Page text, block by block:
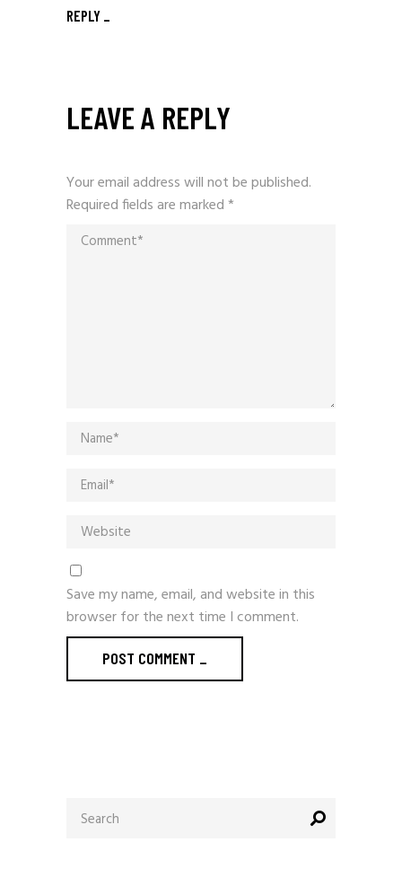
REPLY
LEAVE A REPLY
Your email address will not be published.
Required fields are marked*
Save my name, email, and website in this
browser for the next time I comment.
POST COMMENT _